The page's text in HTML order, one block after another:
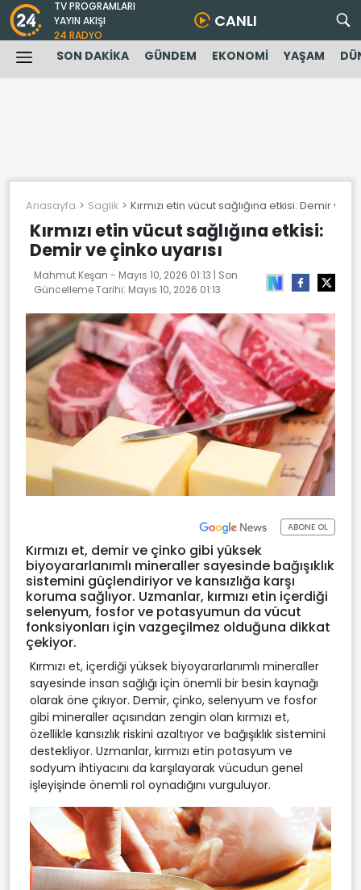
TV PROGRAMLARI
YAYIN AKIŞI
24 RADYO
CANLI
SON DAKİKA GÜNDEM EKONOMİ YAŞAM
Anasayfa Saglik Kırmızı etin vücut sağlığına etkisi: Demir ve
Kırmızı etin vücut sağlığına etkisi:
Demir ve çinko uyarısı
Mahmut Keşan - Mayıs 10, 2026 01:13 | Son
Güncelleme Tarihi: Mayıs 10, 2026 01:13
ABONE OL
Kırmızı et, demir ve çinko gibi yüksek
biyoyararlanımlı mineraller sayesinde bağışıklık
sistemini güçlendiriyor ve kansızlığa karşı
koruma sağlıyor. Uzmanlar, kırmızı etin içerdiği
selenyum, fosfor ve potasyumun da vücut
fonksiyonları için vazgeçilmez olduğuna dikkat
çekiyor.
Kırmızı et, içerdiği yüksek biyoyararlanımlı mineraller
sayesinde insan sağlığı için önemli bir besin kaynağı
olarak öne çıkıyor. Demir, çinko, selenyum ve fosfor
gibi mineraller açısından zengin olan kırmızı et,
özellikle kansızlık riskini azaltıyor ve bağışıklık sistemini
destekliyor. Uzmanlar, kırmızı etin potasyum ve
sodyum ihtiyacını da karşılayarak vücudun genel
işleyişinde önemli rol oynadığını vurguluyor.